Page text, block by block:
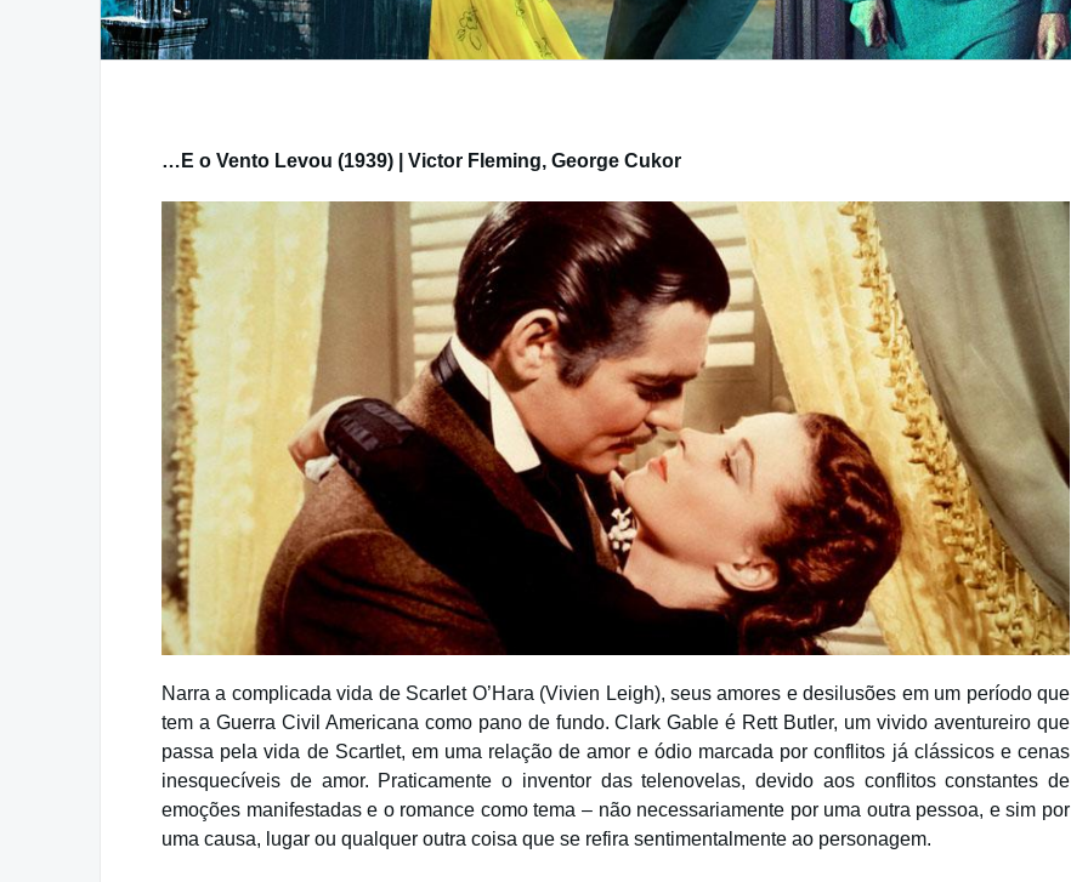
…E o Vento Levou (1939) | Victor Fleming, George Cukor
Narra a complicada vida de Scarlet O’Hara (Vivien Leigh), seus amores e desilusões em um período que
tem a Guerra Civil Americana como pano de fundo. Clark Gable é Rett Butler, um vivido aventureiro que
passa pela vida de Scartlet, em uma relação de amor e ódio marcada por conflitos já clássicos e cenas
inesquecíveis de amor. Praticamente o inventor das telenovelas, devido aos conflitos constantes de
emoções manifestadas e o romance como tema – não necessariamente por uma outra pessoa, e sim por
uma causa, lugar ou qualquer outra coisa que se refira sentimentalmente ao personagem.